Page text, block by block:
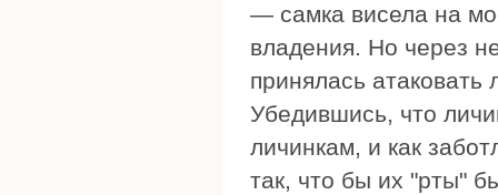
— самка висела на
владения. Но через
принялась
Убедившись, что
личинкам, и как
так, что бы их "рты"